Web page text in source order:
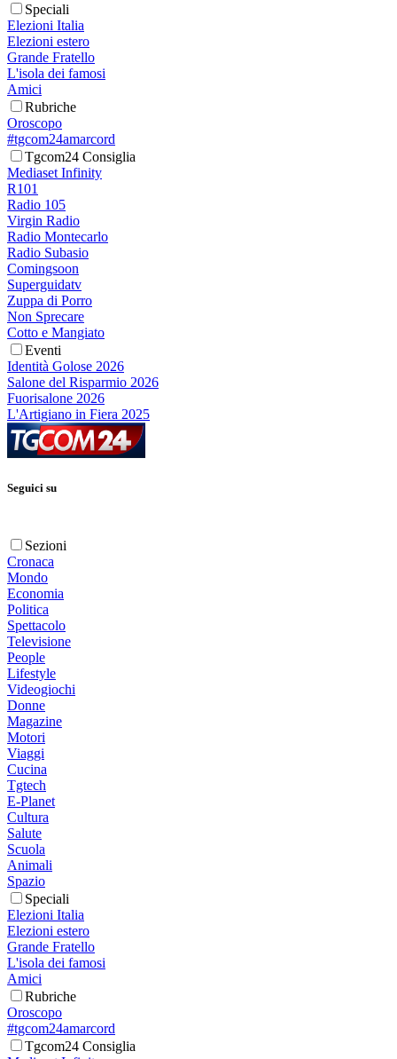
Speciali
Elezioni Italia
Elezioni estero
Grande Fratello
L'isola dei famosi
Amici
Rubriche
Oroscopo
#tgcom24amarcord
Tgcom24 Consiglia
Mediaset Infinity
R101
Radio 105
Virgin Radio
Radio Montecarlo
Radio Subasio
Comingsoon
Superguidatv
Zuppa di Porro
Non Sprecare
Cotto e Mangiato
Eventi
Identità Golose 2026
Salone del Risparmio 2026
Fuorisalone 2026
L'Artigiano in Fiera 2025
Seguici su
Sezioni
Cronaca
Mondo
Economia
Politica
Spettacolo
Televisione
People
Lifestyle
Videogiochi
Donne
Magazine
Motori
Viaggi
Cucina
Tgtech
E-Planet
Cultura
Salute
Scuola
Animali
Spazio
Speciali
Elezioni Italia
Elezioni estero
Grande Fratello
L'isola dei famosi
Amici
Rubriche
Oroscopo
#tgcom24amarcord
Tgcom24 Consiglia